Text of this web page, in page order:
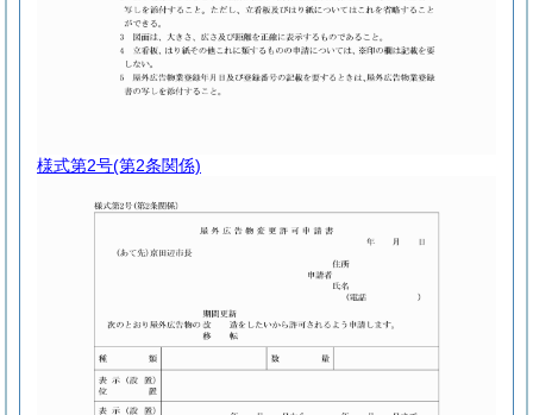
様式第2号(第2条関係)